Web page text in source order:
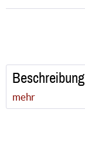
Beschreibung
mehr